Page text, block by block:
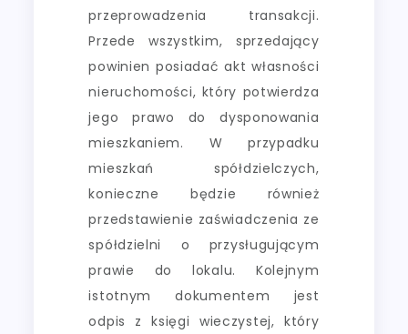
przeprowadzenia transakcji.
Przede wszystkim, sprzedający
powinien posiadać akt własności
nieruchomości, który potwierdza
jego prawo do dysponowania
mieszkaniem. W przypadku
mieszkań spółdzielczych,
konieczne będzie również
przedstawienie zaświadczenia ze
spółdzielni o przysługującym
prawie do lokalu. Kolejnym
istotnym dokumentem jest
odpis z księgi wieczystej, który